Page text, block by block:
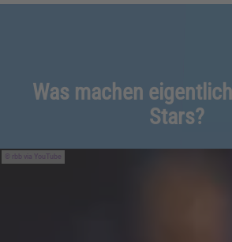
Was machen
Stars?
rbb via YouTube